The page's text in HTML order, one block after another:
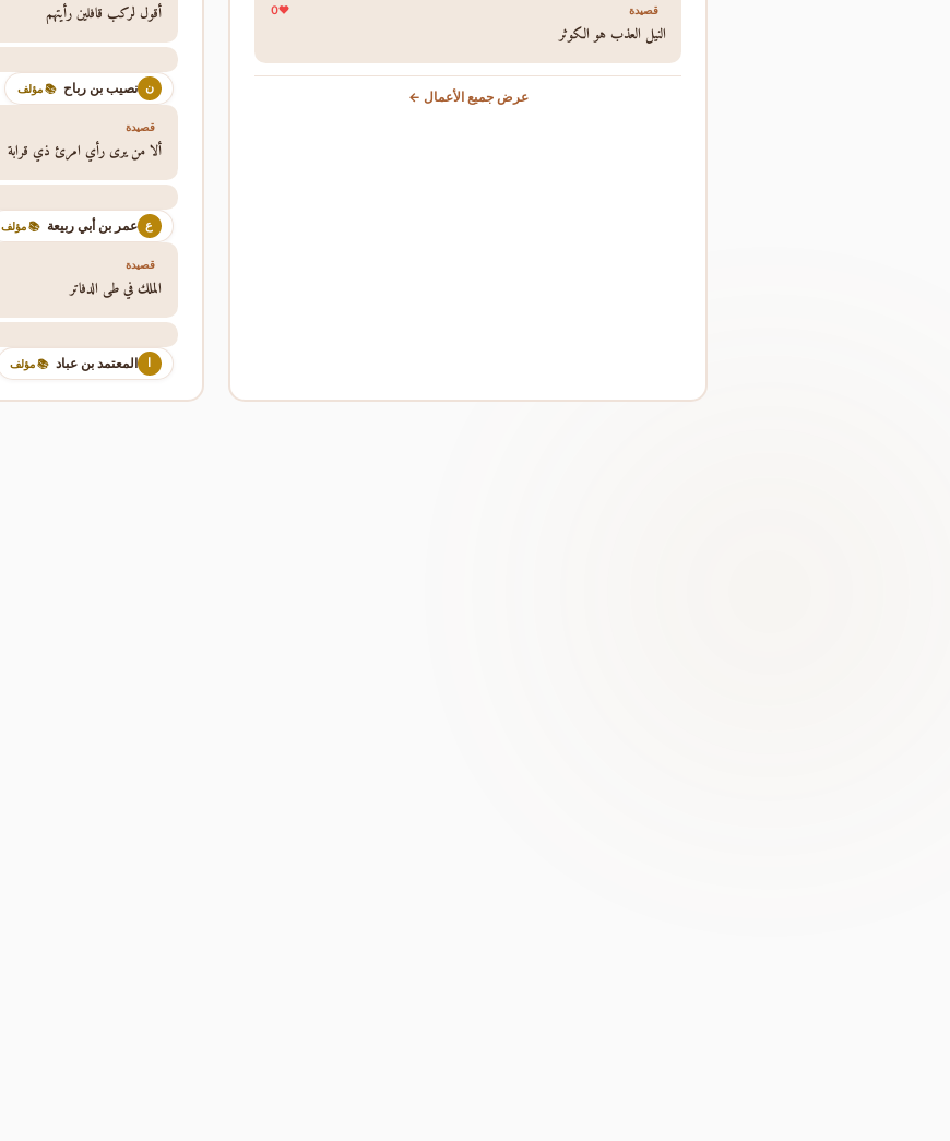
قصيدة 0
النيل العذب هو الكوثر
عرض جميع الأعمال ←
أقول لركب قافلين رأيتهم
ن نصيب بن رباح 📚 مؤلف
قصيدة
ألا من يرى رأي امرئ ذي قرابة
ع عمر بن أبي ربيعة 📚 مؤلف
قصيدة
الملك في طي الدفاتر
المعتمد بن عباد 📚 مؤلف